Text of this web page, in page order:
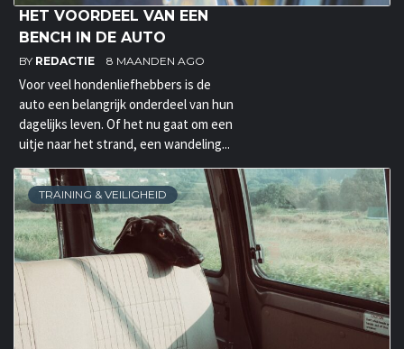
HET VOORDEEL VAN EEN
BENCH IN DE AUTO
BY REDACTIE 8 MAANDEN AGO
Voor veel hondenliefhebbers is de
auto een belangrijk onderdeel van hun
dagelijks leven. Of het nu gaat om een
uitje naar het strand, een wandeling...
TRAINING & VEILIGHEID